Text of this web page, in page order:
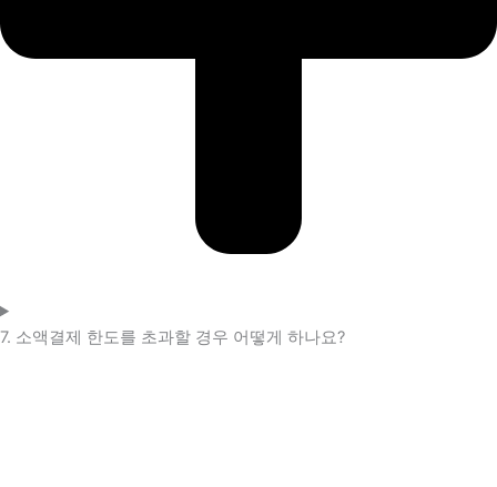
7. 소액결제 한도를 초과할 경우 어떻게 하나요?